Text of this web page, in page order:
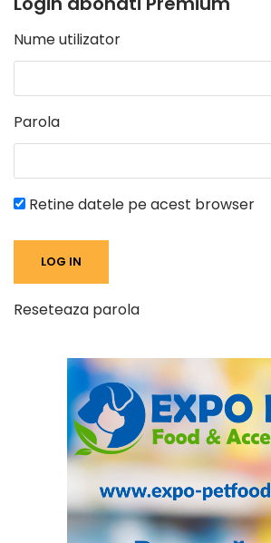
Nume utilizator
Parola
Retine datele pe acest browser
Reseteaza parola